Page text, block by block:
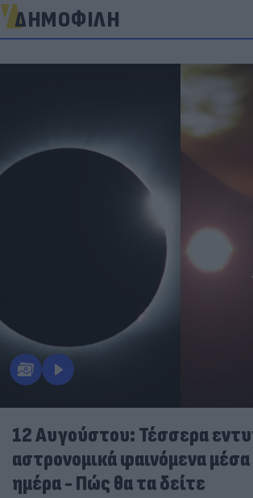
ΔΗΜΟΦΙΛΗ
12 Αυγούστου: Τέσσερα
αστρονομικά φαινόμενα μέσα
ημέρα - Πώς θα τα δείτε